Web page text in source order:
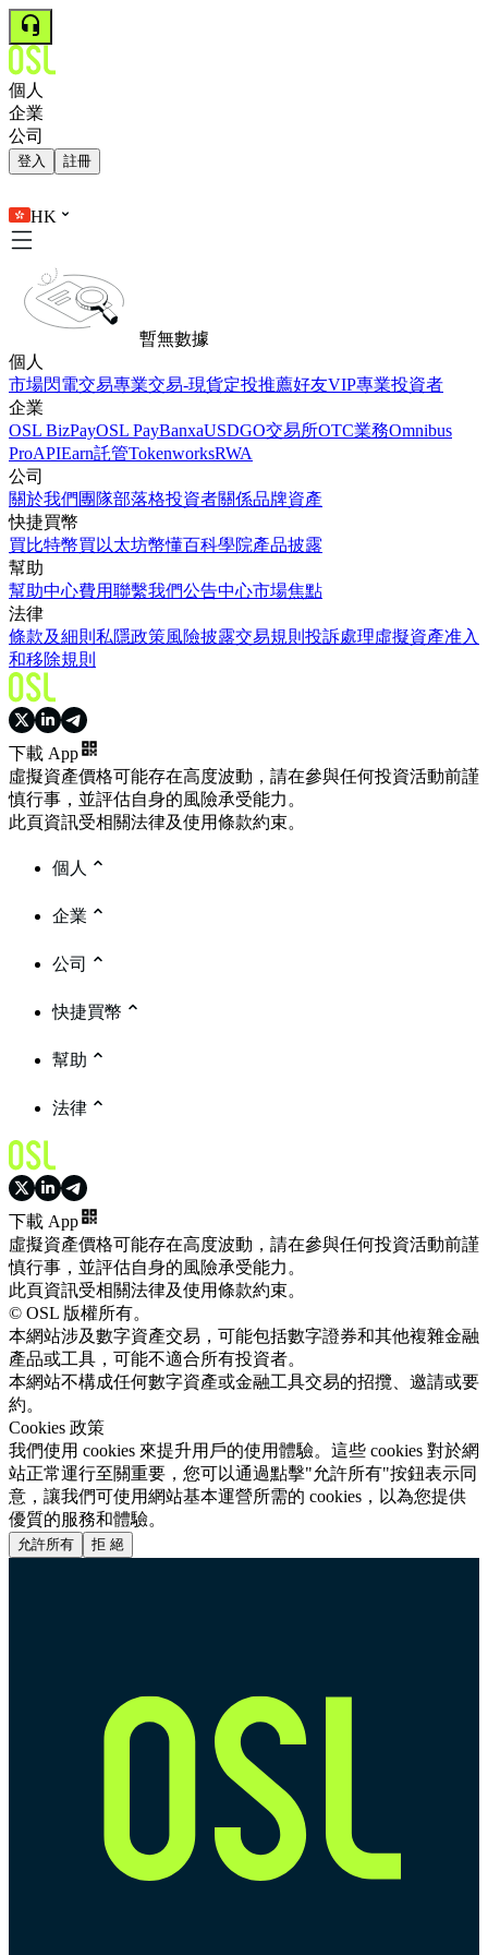
個人
企業
公司
登入 註冊
HK
暫無數據
個人
市場閃電交易專業交易-現貨定投推薦好友VIP專業投資者
企業
OSL BizPayOSL PayBanxaUSDGO交易所OTC業務Omnibus
ProAPIEarn託管TokenworksRWA
公司
關於我們 團隊部落格投資者關係品牌資產
快捷買幣
買比特幣買以太坊幣懂百科學院產品披露
幫助
幫助中心費用聯繫我們公告中心市場焦點
法律
條款及細則 私隱政策風險披露交易規則 投訴處理虛擬資產准入
和移除規則
下載 App
虛擬資產價格可能存在高度波動，請在參與任何投資活動前謹
慎行事，並評估自身的風險承受能力。
此頁資訊受相關法律及使用條款約束。
個人
企業
公司
快捷買幣
幫助
法律
下載 App
虛擬資產價格可能存在高度波動，請在參與任何投資活動前謹
慎行事，並評估自身的風險承受能力。
此頁資訊受相關法律及使用條款約束。
© OSL 版權所有。
本網站涉及數字資產交易，可能包括數字證券和其他複雜金融
產品或工具，可能不適合所有投資者。
本網站不構成任何數字資產或金融工具交易的招攬、邀請或要
約。
Cookies 政策
我們使用 cookies 來提升用戶的使用體驗。這些 cookies 對於網
站正常運行至關重要，您可以通過點擊"允許所有"按鈕表示同
意，讓我們可使用網站基本運營所需的 cookies，以為您提供
優質的服務和體驗。
允許所有 拒 絕